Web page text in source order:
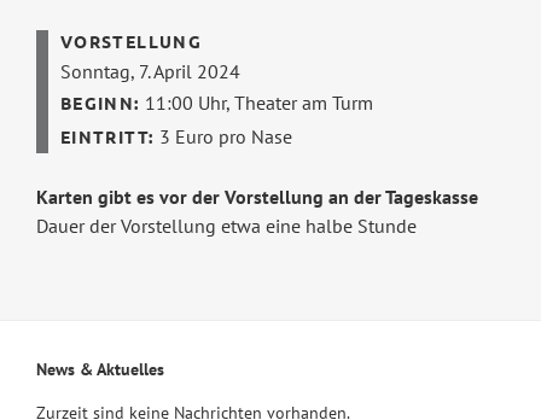
Sonntag, 7. April 2024
11:00 Uhr,Theater am Turm
3 Euro pro Nase
Karten gibt es vor der Vorstellung an der Tageskasse
Dauer der Vorstellung etwa eine halbe Stunde
News & Aktuelles
Zurzeit sind keine Nachrichten vorhanden.